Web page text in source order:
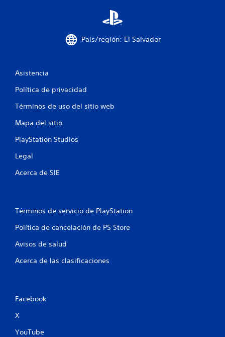
País/región: El Salvador
Asistencia
Política de privacidad
Términos de uso del sitio web
Mapa del sitio
PlayStation Studios
Legal
Acerca de SIE
Términos de servicio de PlayStation
Política de cancelación de PS Store
Avisos de salud
Acerca de las clasificaciones
Facebook
X
YouTube